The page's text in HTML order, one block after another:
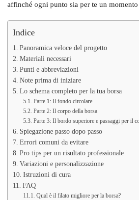
affinché ogni punto sia per te un
Indice
Panoramica veloce del progetto
Materiali necessari
Punti e abbreviazioni
Note prima di iniziare
Lo schema completo per la tua borsa
Parte 1: Il fondo circolare
Parte 2: Il corpo della borsa
Parte 3: Il bordo superiore e passaggi per il
Spiegazione passo dopo passo
Errori comuni da evitare
Pro tips per un risultato professionale
Variazioni e personalizzazione
Istruzioni di cura
FAQ
Qual è il filato migliore per la borsa?